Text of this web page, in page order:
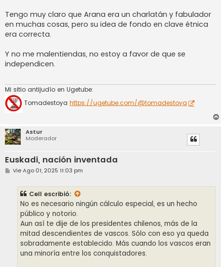
Tengo muy claro que Arana era un charlatán y fabulador
en muchas cosas, pero su idea de fondo en clave étnica
era correcta.
Y no me malentiendas, no estoy a favor de que se
independicen.
Mi sitio antijudío en Ugetube:
Tomadestoya https://ugetube.com/@tomadestoya
Astur
Moderador
Euskadi, nación inventada
M
Vie Ago 01, 2025 11:03 pm
Cell escribió:
No es necesario ningún cálculo especial, es un hecho
público y notorio.
Aun así te dije de los presidentes chilenos, más de la
mitad descendientes de vascos. Sólo con eso ya queda
sobradamente establecido. Más cuando los vascos eran
una minoría entre los conquistadores.